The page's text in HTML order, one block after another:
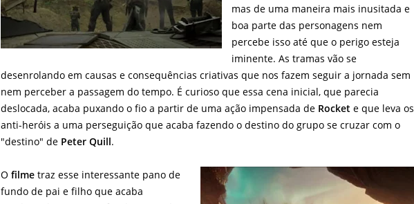
mas de uma maneira mais inusitada e
boa parte das personagens nem
percebe isso até que o perigo esteja
iminente. As tramas vão se
desenrolando em causas e consequências criativas que nos fazem seguir a jornada sem
nem perceber a passagem do tempo. É curioso que essa cena inicial, que parecia
deslocada, acaba puxando o fio a partir de uma ação impensada de Rockete que leva os
anti-heróis a uma perseguição que acaba fazendo o destino do grupo se cruzar com o
"destino" de Peter Quill.
Ofilmetraz esse interessante pano de
fundo de pai e filho que acaba